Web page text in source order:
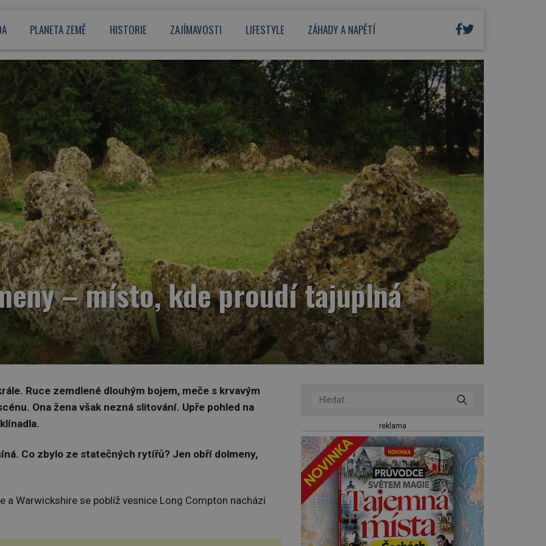
PLANETA ZEMĚ HISTORIE ZAJÍMAVOSTI LIFESTYLE ZÁHADY A NAPĚTÍ
– místo, kde proudí tajuplná
Ruce zemdlené dlouhým bojem, meče s krvavým
Ona žena však nezná slitování. Upře pohled na
Co zbylo ze statečných rytířů? Jen obří dolmeny,
Warwickshire se poblíž vesnice Long Compton nachází
reklama